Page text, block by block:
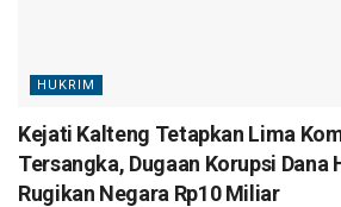
HUKRIM
Kejati Kalteng Tetapkan Lima
Tersangka, Dugaan Korupsi Dana
Rugikan Negara Rp10 Miliar